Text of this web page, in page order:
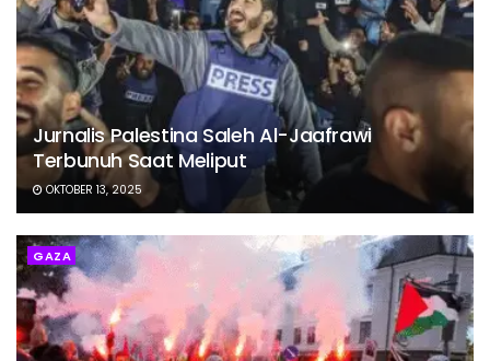
Jurnalis Palestina Saleh Al-Jaafrawi
Terbunuh Saat Meliput
OKTOBER 13, 2025
GAZA